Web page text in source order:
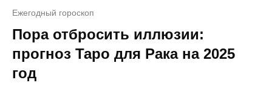
Ежегодный гороскоп
Пора отбросить иллюзии:
прогноз Таро для Рака на 2025
год